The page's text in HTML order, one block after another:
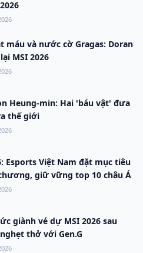
máu và nước cờ Gragas: Doran
MSI 2026
Heung-min: Hai 'báu vật' đưa
thế giới
Esports Việt Nam đặt mục tiêu
giữ vững top 10 châu Á
giành vé dự MSI 2026 sau
thở với Gen.G